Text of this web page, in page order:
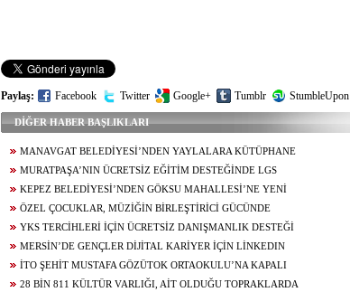
Paylaş: Facebook Twitter Google+ Tumblr StumbleUpon
DİĞER HABER BAŞLIKLARI
MANAVGAT BELEDİYESİ’NDEN YAYLALARA KÜTÜPHANE
DESTEĞİ
MURATPAŞA’NIN ÜCRETSİZ EĞİTİM DESTEĞİNDE LGS
BAŞARISI
KEPEZ BELEDİYESİ’NDEN GÖKSU MAHALLESİ’NE YENİ
KREŞÖZEL ÇOCUKLAR, MÜZİĞİN BİRLEŞTİRİCİ GÜCÜNDE
BULUŞTU
YKS TERCİHLERİ İÇİN ÜCRETSİZ DANIŞMANLIK DESTEĞİ
SÜRÜYOR
MERSİN’DE GENÇLER DİJİTAL KARİYER İÇİN LİNKEDIN
EĞİTİMİ ALDI
İTO ŞEHİT MUSTAFA GÖZÜTOK ORTAOKULU’NA KAPALI
SPOR SALONU KAZANDIRILIYOR
28 BİN 811 KÜLTÜR VARLIĞI, AİT OLDUĞU TOPRAKLARDA